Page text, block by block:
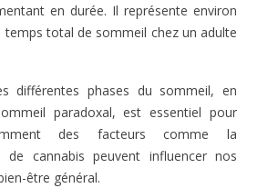
en durée. Il représente environ
temps total de sommeil chez un adulte
différentes phases du sommeil, en
paradoxal, est essentiel pour
des facteurs comme la
de cannabis peuvent influencer nos
être général.